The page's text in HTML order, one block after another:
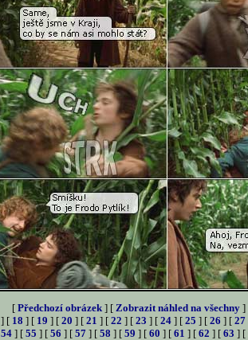
[ Předchozí obrázek ] [ Zobrazit náhled na všechny ]
] [ 18 ] [ 19 ] [ 20 ] [ 21 ] [ 22 ] [ 23 ] [ 24 ] [ 25 ] [ 26 ] [ 27
54] [ 55 ] [ 56 ] [ 57] [ 58 ] [ 59 ] [ 60 ] [ 61 ] [ 62 ] [ 63 ] [